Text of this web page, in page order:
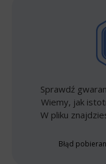
Sprawdź
Wiemy, jak
W pliku
Błąd